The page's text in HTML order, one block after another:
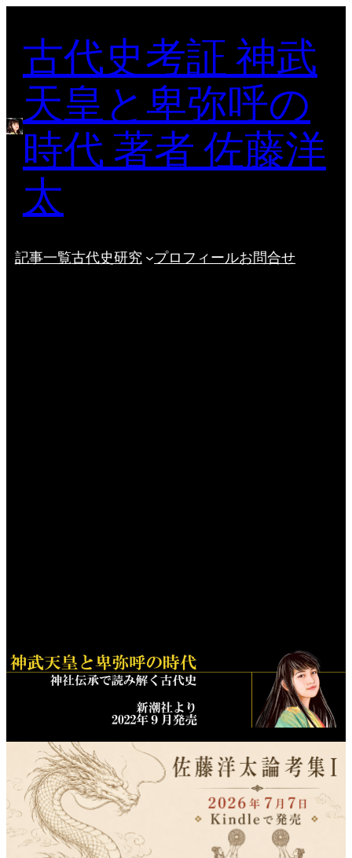
ッ
古代史考証 神武
天皇と卑弥呼の
時代 著者 佐藤洋
太
記事一覧古代史研究 プロフィールお問合せ